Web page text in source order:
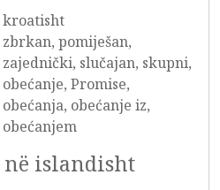
kroatisht
zbrkan, pomiješan,
zajednički, slučajan, skupni,
obećanje, Promise,
obećanja, obećanje iz,
obećanjem
islandisht